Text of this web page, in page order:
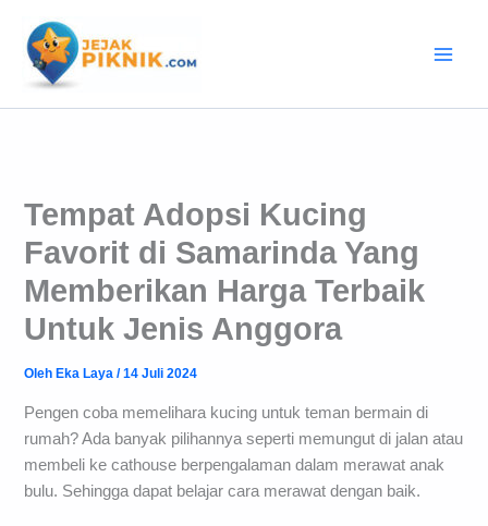
konten
Tempat Adopsi Kucing
Favorit di Samarinda Yang
Memberikan Harga Terbaik
Untuk Jenis Anggora
Oleh Eka Laya/14 Juli 2024
Pengen coba memelihara kucing untuk teman bermain di
rumah? Ada banyak pilihannya seperti memungut di jalan atau
membeli ke cathouse berpengalaman dalam merawat anak
bulu. Sehingga dapat belajar cara merawat dengan baik.